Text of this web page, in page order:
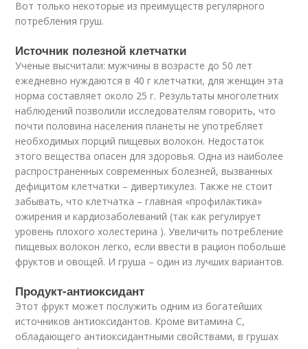
Вот только некоторые из преимуществ регулярного
потребления груш.
Источник полезной клетчатки
Ученые высчитали: мужчины в возрасте до 50 лет
ежедневно нуждаются в 40 г клетчатки, для женщин эта
норма составляет около 25 г. Результаты многолетних
наблюдений позволили исследователям говорить, что
почти половина населения планеты не употребляет
необходимых порций пищевых волокон. Недостаток
этого вещества опасен для здоровья. Одна из наиболее
распространенных современных болезней, вызванных
дефицитом клетчатки – дивертикулез. Также не стоит
забывать, что клетчатка – главная «профилактика»
ожирения и кардиозаболеваний (так как регулирует
уровень плохого холестерина ). Увеличить потребление
пищевых волокон легко, если ввести в рацион побольше
фруктов и овощей. И груша – один из лучших вариантов.
Продукт-антиоксидант
Этот фрукт может послужить одним из богатейших
источников антиоксидантов. Кроме витамина С,
обладающего антиоксидантными свойствами, в грушах